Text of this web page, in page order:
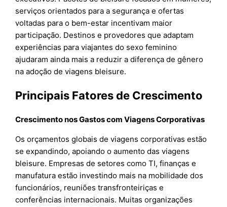
serviços orientados para a segurança e ofertas
voltadas para o bem-estar incentivam maior
participação. Destinos e provedores que adaptam
experiências para viajantes do sexo feminino
ajudaram ainda mais a reduzir a diferença de gênero
na adoção de viagens bleisure.
Principais Fatores de Crescimento
Crescimento nos Gastos com Viagens Corporativas
Os orçamentos globais de viagens corporativas estão
se expandindo, apoiando o aumento das viagens
bleisure. Empresas de setores como TI, finanças e
manufatura estão investindo mais na mobilidade dos
funcionários, reuniões transfronteiriças e
conferências internacionais. Muitas organizações